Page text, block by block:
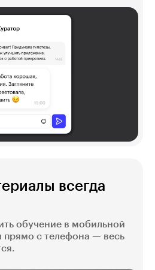
всегда
обучение в мобильной
с телефона — весь